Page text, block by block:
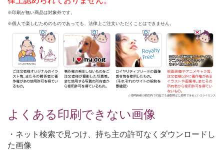
※印刷が無い商品は対象外です。
※個人で楽しむためのものであっても、法律上ご注文いただくことはできません。
よくある印刷できない画像
・ネット検索で見つけ、持ち主の許可なくダウンロードし
た画像